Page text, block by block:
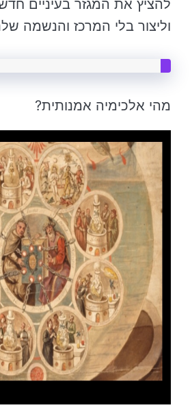
להציץ את המגזר בעיניים
וליצור בלי המרכז והנשמה
מהי אלכימיה אמנותית?